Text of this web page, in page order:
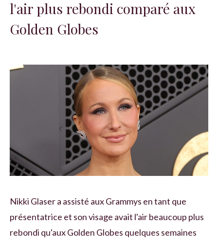
l'air plus rebondi comparé aux
Golden Globes
Nikki Glaser a assisté aux Grammys en tant que
présentatrice et son visage avait l'air beaucoup plus
rebondi qu'aux Golden Globes quelques semaines